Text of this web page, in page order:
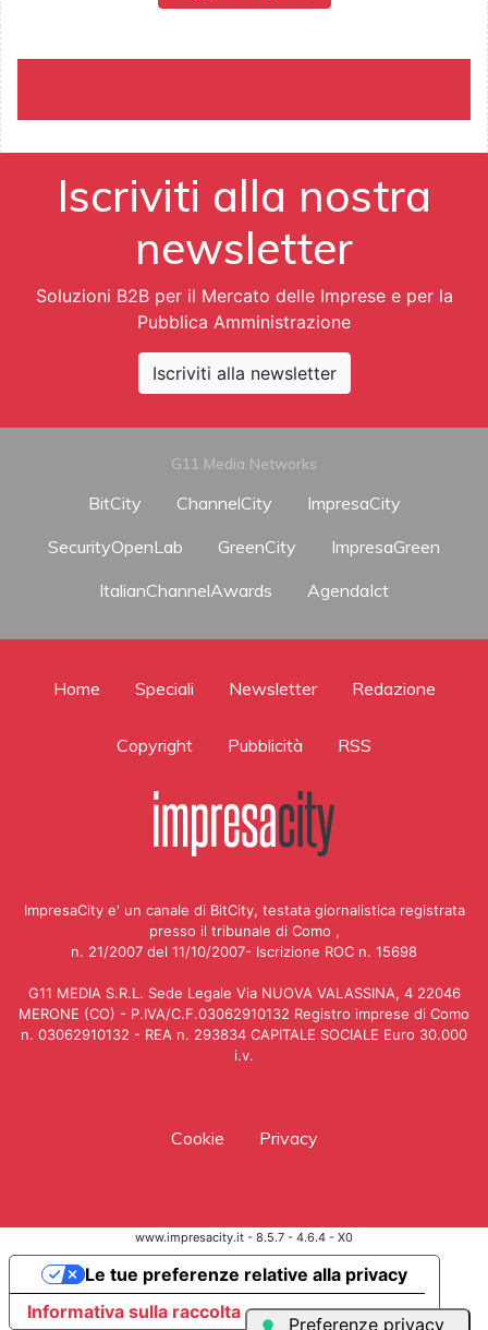
Iscriviti alla nostra
newsletter
Soluzioni B2B per il Mercato delle Imprese e per la
Pubblica Amministrazione
Iscriviti alla newsletter
G11 Media Networks
BitCity ChannelCity
ImpresaCity
SecurityOpenLab
GreenCity
ImpresaGreen
ItalianChannelAwards
AgendaIct
Home Speciali Newsletter Redazione
Copyright Pubblicità RSS
ImpresaCity e' un canale di BitCity, testata giornalistica registrata
presso il tribunale di Como ,
n. 21/2007 del 11/10/2007- Iscrizione ROC n. 15698
G11 MEDIA S.R.L. Sede Legale Via NUOVA VALASSINA, 4 22046
MERONE (CO) - P.IVA/C.F.03062910132 Registro imprese di Como
n. 03062910132 - REA n. 293834 CAPITALE SOCIALE Euro 30.000
i.v.
Cookie Privacy
www.impresacity.it - 8.5.7 - 4.6.4 - X0
Informativa sulla raccolta
Le tue preferenze relative alla privacy